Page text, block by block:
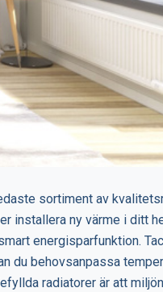
sortiment av
installera ny värme i ditt
energisparfunktion.
du behovsanpassa
radiatorer är att